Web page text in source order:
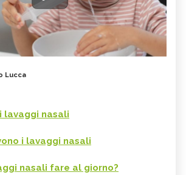
Lucca
lavaggi nasali
i lavaggi nasali
nasali fare al giorno?